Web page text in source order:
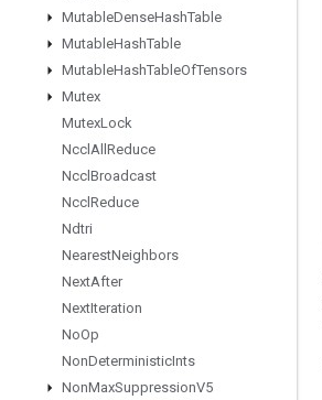
MutableDenseHashTable
MutableHashTable
MutableHashTableOfTensors
Mutex
MutexLock
Nccl All Reduce
Nccl Broadcast
Nccl Reduce
Ndtri
NearestNeighbors
NextAfter
NextIteration
NoOp
NonDeterministicInts
NonMaxSuppressionV5